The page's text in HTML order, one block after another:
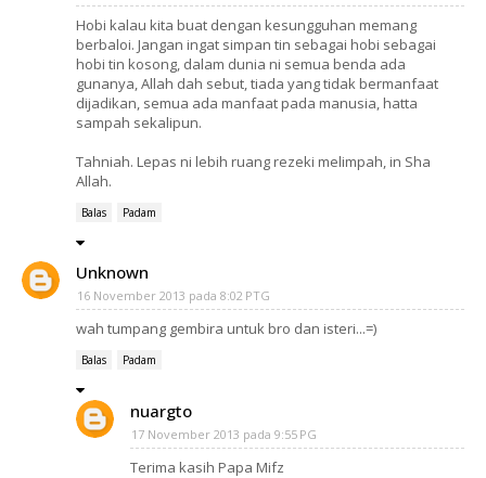
Hobi kalau kita buat dengan kesungguhan memang
berbaloi. Jangan ingat simpan tin sebagai hobi sebagai
hobi tin kosong, dalam dunia ni semua benda ada
gunanya, Allah dah sebut, tiada yang tidak bermanfaat
dijadikan, semua ada manfaat pada manusia, hatta
sampah sekalipun.
Tahniah. Lepas ni lebih ruang rezeki melimpah, in Sha
Allah.
Balas Padam
Unknown
16 November 2013 pada 8:02 PTG
wah tumpang gembira untuk bro dan isteri...=)
Balas Padam
nuargto
17 November 2013 pada 9:55 PG
Terima kasih Papa Mifz